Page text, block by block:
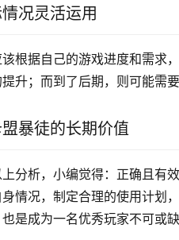
况灵活运用
根据自己的游戏进度和需求
升；而到了后期，则可能需
暴徒的长期价值
分析，小编觉得：正确且有
情况，制定合理的使用计划
是成为一名优秀玩家不可或缺